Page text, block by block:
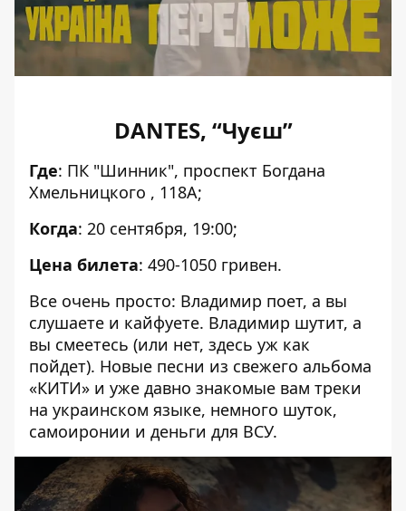
DANTES, “Чуєш”
Где: ПК "Шинник", проспект Богдана
Хмельницкого , 118А;
Когда: 20 сентября, 19:00;
Цена билета: 490-1050 гривен.
Все очень просто: Владимир поет, а вы
слушаете и кайфуете. Владимир шутит, а
вы смеетесь (или нет, здесь уж как
пойдет). Новые песни из свежего альбома
«КИТИ» и уже давно знакомые вам треки
на украинском языке, немного шуток,
самоиронии и деньги для ВСУ.